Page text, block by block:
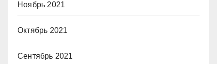
Ноябрь 2021
Октябрь 2021
Сентябрь 2021